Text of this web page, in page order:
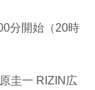
分開始（20時
圭一 RIZIN広